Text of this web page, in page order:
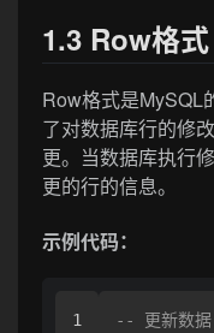
1.3 Row格式
Row格式是MySQL
了对数据库行的修
更。当数据库执行
更的行的信息。
示例代码：
1
-- 更新数据